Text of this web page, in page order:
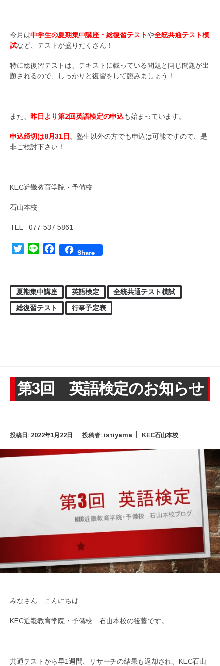
今月は中学生の夏期集中講座・総復習テストや全統共通テスト模
試など、テストが盛りだくさん！
特に総復習テストは、テキストに載っている問題と同じ問題が出
題されるので、しっかりと復習をして臨みましょう！
また、 昨日より第2回英語検定の申込も始まっています。
申込締切は8月31日 。塾生以外の方でも申込は可能ですので、是
非ご検討下さい！
KEC近畿教育学院・予備校
石山本校
TEL 077-537-5861
TwitterLine FacebookShare
夏期集中講座 英語検定
全統共通テスト模試
総復習テスト
行事予定表
第3回 英語検定のお知らせ
投稿日: 2022年1月22日 投稿者: ishiyama KEC石山本校
みなさん、こんにちは！
KEC近畿教育学院・予備校 石山本校の後藤です。
共通テストから早1週間、リサーチの結果も返却され、KEC石山